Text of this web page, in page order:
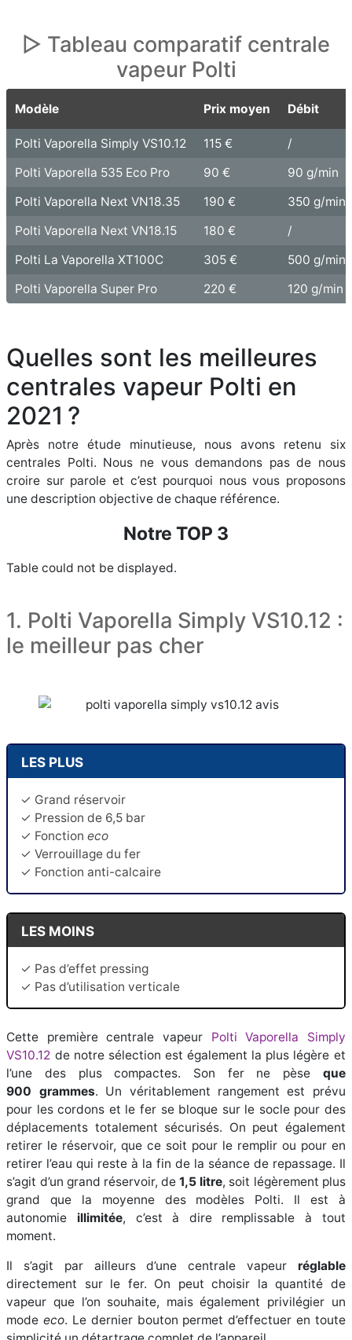
▷ Tableau comparatif centrale
vapeur Polti
Modèle Prix moyen Débit
Polti Vaporella Simply VS10.12 115 €
/
Polti Vaporella 535 Eco Pro
90 €
90 g/min
Polti Vaporella Next VN18.35
190 €
350 g/min
Polti Vaporella Next VN18.15
180 €
/
Polti La Vaporella XT100C
305 €
500 g/min
Polti Vaporella Super Pro
220 € 120 g/min
Quelles sont les meilleures
centrales vapeur Polti en
2021 ?
Après notre étude minutieuse, nous avons retenu six
centrales Polti. Nous ne vous demandons pas de nous
croire sur parole et c’est pourquoi nous vous proposons
une description objective de chaque référence.
Notre TOP 3
Table could not be displayed.
1. Polti Vaporella Simply VS10.12 :
le meilleur pas cher
LES PLUS
✓ Grand réservoir
✓ Pression de 6,5 bar
✓ Fonction eco
✓ Verrouillage du fer
✓ Fonction anti-calcaire
LES MOINS
✓ Pas d’effet pressing
✓ Pas d’utilisation verticale
Cette première centrale vapeur Polti Vaporella Simply
VS10.12 de notre sélection est également la plus légère et
l’une des plus compactes. Son fer ne pèse que
900 grammes. Un véritablement rangement est prévu
pour les cordons et le fer se bloque sur le socle pour des
déplacements totalement sécurisés. On peut également
retirer le réservoir, que ce soit pour le remplir ou pour en
retirer l’eau qui reste à la fin de la séance de repassage. Il
s’agit d’un grand réservoir, de1,5 litre, soit légèrement plus
grand que la moyenne des modèles Polti. Il est à
autonomie illimitée, c’est à dire remplissable à tout
moment.
Il s’agit par ailleurs d’une centrale vapeur réglable
directement sur le fer. On peut choisir la quantité de
vapeur que l’on souhaite, mais également privilégier un
modeeco. Le dernier bouton permet d’effectuer en toute